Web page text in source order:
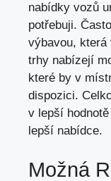
nabídky vozů
potřebuji.
výbavou,
trhy nabízejí
které by v
dispozici.
v lepší
lepší nabídce.
Možná